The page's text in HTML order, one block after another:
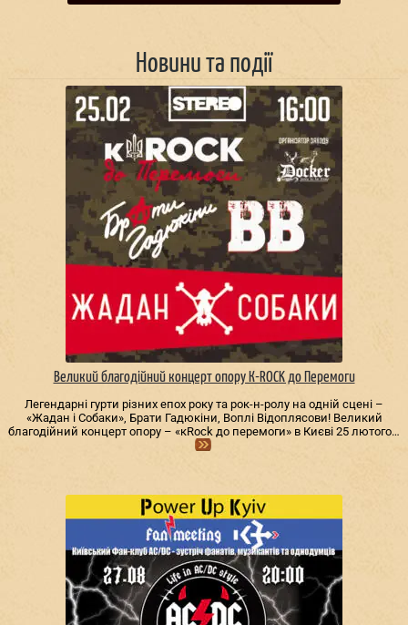
Новини та події
Великий благодійний концерт опору К-ROCK до Перемоги
Легендарні гурти різних епох року та рок-н-ролу на одній сцені –
«Жадан і Собаки», Брати Гадюкіни, Воплі Відоплясови! Великий
благодійний концерт опору – «кRock до перемоги» в Києві 25 лютого…